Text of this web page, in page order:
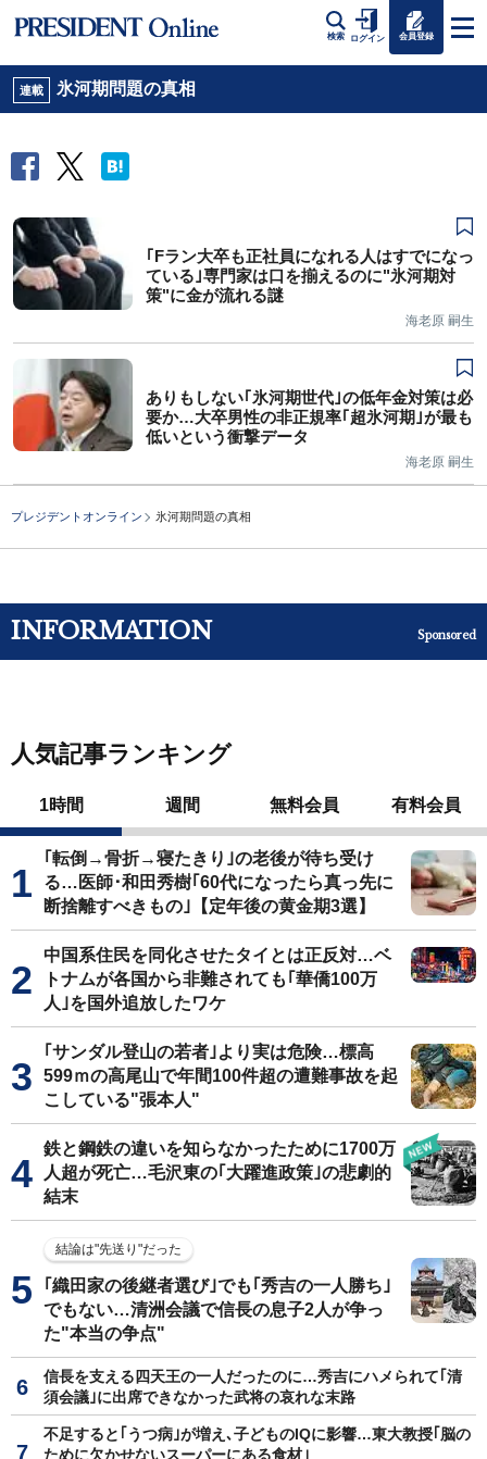
検索 ログイン 会員登録
連載 氷河期問題の真相
｢Fラン大卒も正社員になれる人はすでになっ
ている｣専門家は口を揃えるのに"氷河期対
策"に金が流れる謎
海老原 嗣生
ありもしない｢氷河期世代｣の低年金対策は必
要か…大卒男性の非正規率｢超氷河期｣が最も
低いという衝撃データ
海老原 嗣生
プレジデントオンライン 氷河期問題の真相
INFORMATION Sponsored
人気記事ランキング
1時間 週間 無料会員 有料会員
｢転倒→骨折→寝たきり｣の老後が待ち受け
る…医師･和田秀樹｢60代になったら真っ先に
断捨離すべきもの｣【定年後の黄金期3選】
中国系住民を同化させたタイとは正反対…ベ
トナムが各国から非難されても｢華僑100万
人｣を国外追放したワケ
｢サンダル登山の若者｣より実は危険…標高
599ｍの高尾山で年間100件超の遭難事故を起
こしている"張本人"
鉄と鋼鉄の違いを知らなかったために1700万
人超が死亡…毛沢東の｢大躍進政策｣の悲劇的
結末
結論は"先送り"だった
｢織田家の後継者選び｣でも｢秀吉の一人勝ち｣
でもない…清洲会議で信長の息子2人が争っ
た"本当の争点"
信長を支える四天王の一人だったのに…秀吉にハメられて｢清
須会議｣に出席できなかった武将の哀れな末路
不足すると｢うつ病｣が増え､子どものIQに影響…東大教授｢脳の
ために欠かせないスーパーにある食材｣